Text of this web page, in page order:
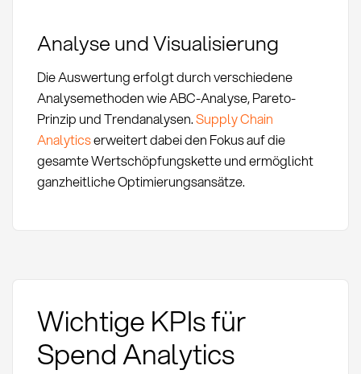
Analyse und Visualisierung
Die Auswertung erfolgt durch verschiedene
Analysemethoden wie ABC-Analyse, Pareto-
Prinzip und Trendanalysen.Supply Chain
Analyticserweitert dabei den Fokus auf die
gesamte Wertschöpfungskette und ermöglicht
ganzheitliche Optimierungsansätze.
Wichtige KPIs für
Spend Analytics